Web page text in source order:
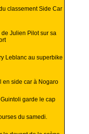
classement Side Car
Julien Pilot sur sa
Leblanc au superbike
en side car à Nogaro
garde le cap
du samedi.